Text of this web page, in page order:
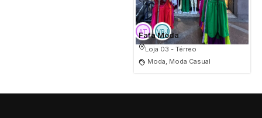
Fafa Moda
Loja 03 - Térreo
Moda, Moda Casual